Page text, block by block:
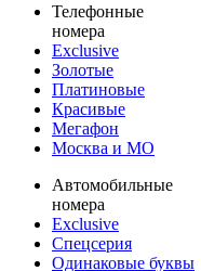
Телефонные
номера
Exclusive
Золотые
Платиновые
Красивые
Мегафон
Москва и МО
Автомобильные
номера
Exclusive
Спецсерия
Одинаковые буквы